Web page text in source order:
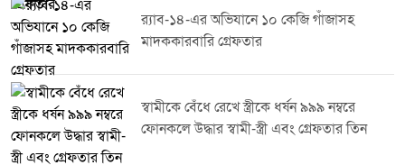
র‌্যাব-১৪-এর অভিযানে ১০ কেজি গাঁজাসহ
মাদককারবারি গ্রেফতার
স্বামীকে বেঁধে রেখে স্ত্রীকে ধর্ষন ৯৯৯ নম্বরে
ফোনকলে উদ্ধার স্বামী-স্ত্রী এবং গ্রেফতার তিন